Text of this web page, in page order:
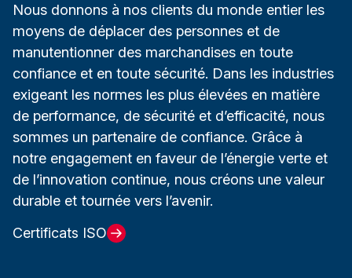
Nous donnons à nos clients du monde entier les
moyens de déplacer des personnes et de
manutentionner des marchandises en toute
confiance et en toute sécurité. Dans les industries
exigeant les normes les plus élevées en matière
de performance, de sécurité et d’efficacité, nous
sommes un partenaire de confiance. Grâce à
notre engagement en faveur de l’énergie verte et
de l’innovation continue, nous créons une valeur
durable et tournée vers l’avenir.
Certificats ISO